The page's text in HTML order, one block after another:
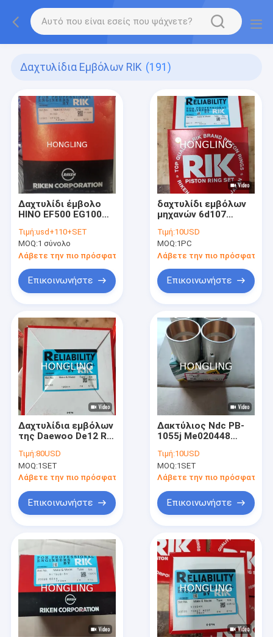
Δαχτυλίδια Εμβόλων RIK (191)
Δαχτυλίδι έμβολο
HINO EF500 EG100
Τιμή:usd+110+SET
MOQ:1 σύνολο
Λάβετε την πιο πρόσφατη τιμή
Επικοινωνήστε
δαχτυλίδι εμβόλων
μηχανών 6d107
4955169 3971297
Τιμή:10USD
MOQ:1PC
Λάβετε την πιο πρόσφατη
Επικοινωνήστε
Δαχτυλίδια εμβόλων
της Daewoo De12 RIK
τον εκσκαφέα της
Daewoo
Τιμή:80USD
MOQ:1SET
Λάβετε την πιο πρόσφατη τιμή
Επικοινωνήστε
Δακτύλιος Ndc PB-
1055j Me020448
εμβόλων μερών
μηχανών diesel 6ds7
Τιμή:10USD
MOQ:1SET
Λάβετε την πιο πρόσφατη
Επικοινωνήστε